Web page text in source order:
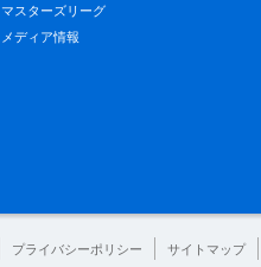
マスターズリーグ
メディア情報
プライバシーポリシー サイトマップ